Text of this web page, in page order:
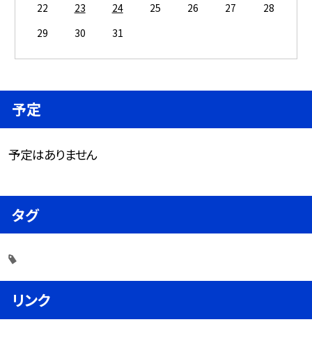
22
23 24 25 26 27
28
29
30 31
予定
予定はありません
タグ
リンク